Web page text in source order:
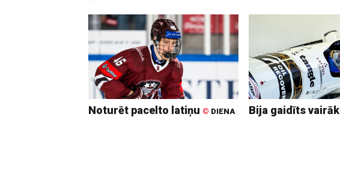
Noturēt pacelto latiņu © DIENA Bija gaidīts vairāk